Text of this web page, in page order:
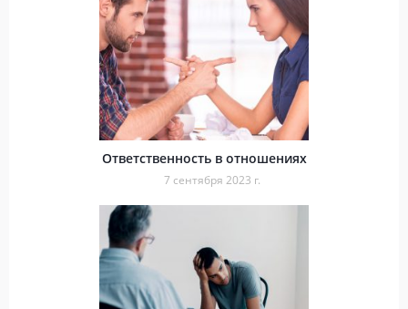
Ответственность в отношениях
7 сентября 2023 г.